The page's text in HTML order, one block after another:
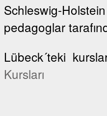
Schleswig-
pedagoglar
Lübeck´teki
Kursları